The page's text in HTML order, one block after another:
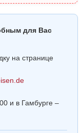
для Вас
на странице
и в Гамбурге –